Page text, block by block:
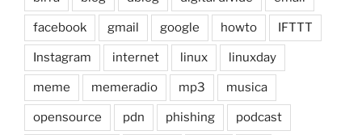
facebook gmail google howto IFTTT
Instagram internet linux linuxday
meme memeradio mp3 musica
opensource pdn phishing podcast